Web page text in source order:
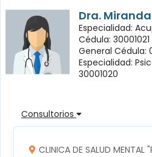
Dra.
Especialidad:
Cédula: 30001021
General Cédula:
Especialidad:
30001020
Consultorios
CLINICA DE SALUD MENTAL